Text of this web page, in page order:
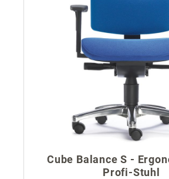
Cube Balance S -
Profi-Stuhl